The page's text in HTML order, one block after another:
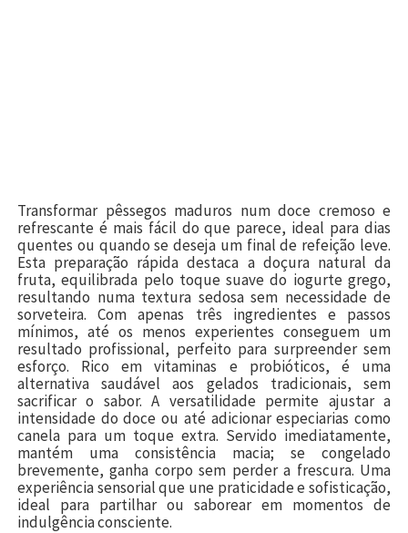
Transformar pêssegos maduros num doce cremoso e
refrescante é mais fácil do que parece, ideal para dias
quentes ou quando se deseja um final de refeição leve.
Esta preparação rápida destaca a doçura natural da
fruta, equilibrada pelo toque suave do iogurte grego,
resultando numa textura sedosa sem necessidade de
sorveteira. Com apenas três ingredientes e passos
mínimos, até os menos experientes conseguem um
resultado profissional, perfeito para surpreender sem
esforço. Rico em vitaminas e probióticos, é uma
alternativa saudável aos gelados tradicionais, sem
sacrificar o sabor. A versatilidade permite ajustar a
intensidade do doce ou até adicionar especiarias como
canela para um toque extra. Servido imediatamente,
mantém uma consistência macia; se congelado
brevemente, ganha corpo sem perder a frescura. Uma
experiência sensorial que une praticidade e sofisticação,
ideal para partilhar ou saborear em momentos de
indulgência consciente.